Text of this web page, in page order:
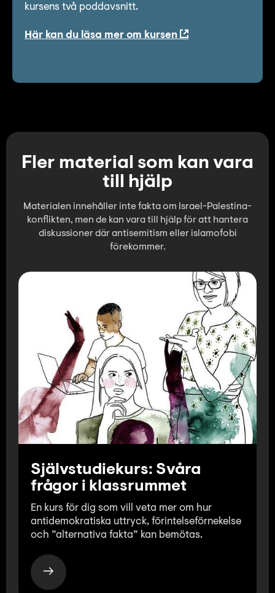
kursens två poddavsnitt.
Här kan du läsa mer om kursen
Fler material som kan vara
till hjälp
Materialen innehåller inte fakta om Israel-Palestina-
konflikten, men de kan vara till hjälp för att hantera
diskussioner där antisemitism eller islamofobi
förekommer.
Självstudiekurs: Svåra
frågor i klassrummet
En kurs för dig som vill veta mer om hur
antidemokratiska uttryck, förintelseförnekelse
och ”alternativa fakta” kan bemötas.